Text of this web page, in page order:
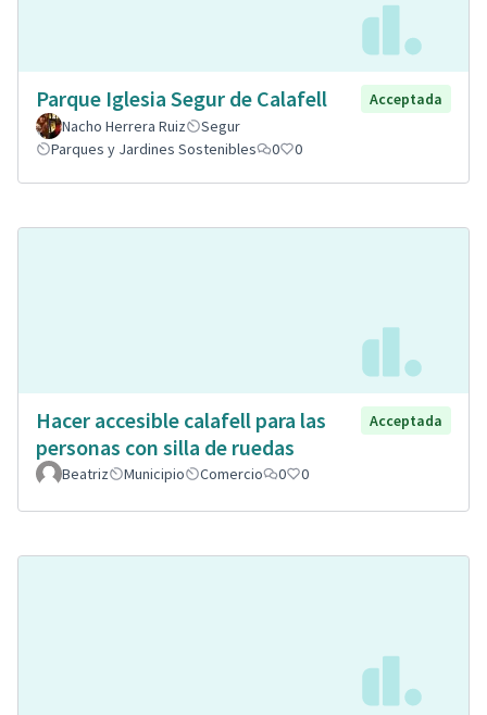
Parque Iglesia Segur de Calafell
Acceptada
Nacho Herrera Ruiz
Segur
Parques y Jardines Sostenibles
0 0
Hacer accesible calafell para las
personas con silla de ruedas
Acceptada
Beatriz Municipio Comercio 0 0